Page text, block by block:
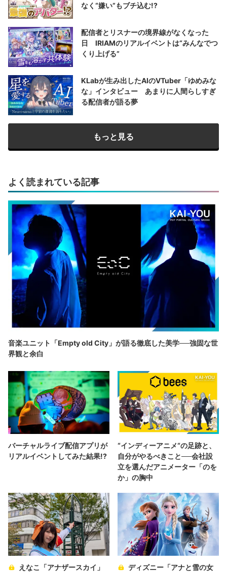
なく“嫌い”もブチ込む!?
配信者とリスナーの境界線がなくなった
日 IRIAMのリアルイベントは“みんなでつ
くり上げる”
KLabが生み出したAIのVTuber「ゆめみな
な」インタビュー あまりに人間らしすぎ
る配信者が語る夢
もっと見る
よく読まれている記事
音楽ユニット「Empty old City」が語る徹底した美学──強固な世
界観と余白
バーチャルライブ配信アプリが
リアルイベントしてみた結果!?
“インディーアニメ“の足跡と、
自分がやるべきこと──会社設
立を選んだアニメーター「のを
か」の胸中
えなこ「アナザースカイ」
ディズニー「アナと雪の女